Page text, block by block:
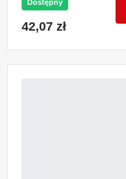
Dostępny
42,07 zł